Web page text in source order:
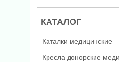
КАТАЛОГ
Каталки медицинские
Кресла донорские